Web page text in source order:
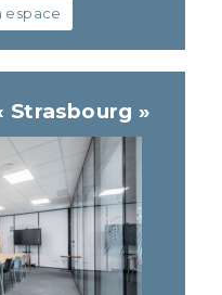
espace
Strasbourg »